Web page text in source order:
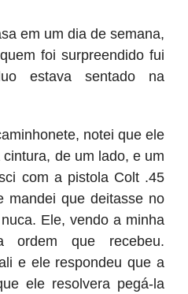
um dia de semana,
foi surpreendido fui
estava sentado na
notei que ele
de um lado, e um
com a pistola Colt .45
mandei que deitasse no
Ele, vendo a minha
ordem que recebeu.
e ele respondeu que a
ele resolvera pegá-la